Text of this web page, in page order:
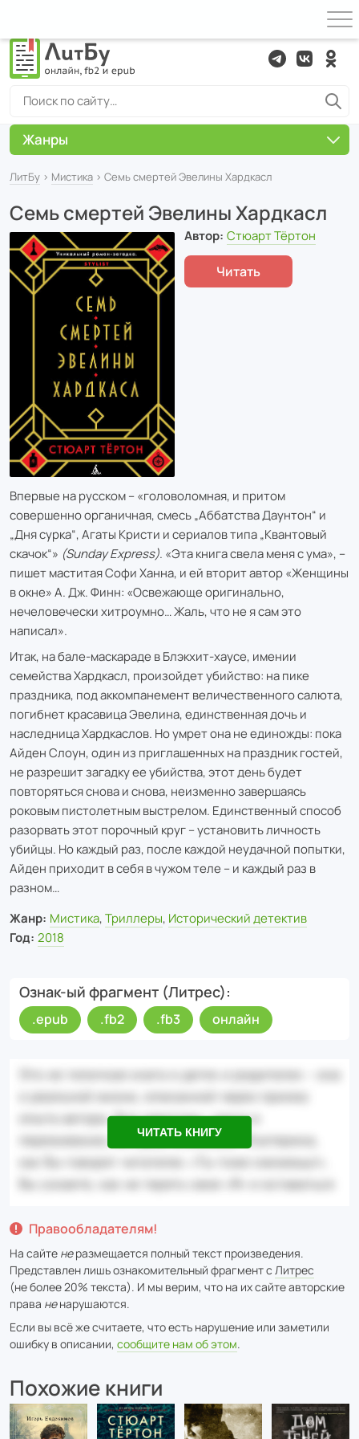
ЛитБу › Мистика › Семь смертей Эвелины Хардкасл
Семь смертей Эвелины Хардкасл
Автор: Стюарт Тёртон
Читать
Впервые на русском – «головоломная, и притом
совершенно органичная, смесь „Аббатства Даунтон“ и
„Дня сурка“, Агаты Кристи и сериалов типа „Квантовый
скачок“» (Sunday Express). «Эта книга свела меня с ума», –
пишет маститая Софи Ханна, и ей вторит автор «Женщины
в окне» А. Дж. Финн: «Освежающе оригинально,
нечеловечески хитроумно… Жаль, что не я сам это
написал».
Итак, на бале-маскараде в Блэкхит-хаусе, имении
семейства Хардкасл, произойдет убийство: на пике
праздника, под аккомпанемент величественного салюта,
погибнет красавица Эвелина, единственная дочь и
наследница Хардкаслов. Но умрет она не единожды: пока
Айден Слоун, один из приглашенных на праздник гостей,
не разрешит загадку ее убийства, этот день будет
повторяться снова и снова, неизменно завершаясь
роковым пистолетным выстрелом. Единственный способ
разорвать этот порочный круг – установить личность
убийцы. Но каждый раз, после каждой неудачной попытки,
Айден приходит в себя в чужом теле – и каждый раз в
разном…
Жанр: Мистика,Триллеры, Исторический детектив
Год: 2018
Ознак-ый фрагмент (Литрес)
.epub .fb2 .fb3 онлайн
ЧИТАТЬ КНИГУ
Правообладателям!
На сайте неразмещается полный текст произведения.
Представлен лишь ознакомительный фрагмент с Литрес
(не более 20% текста). И мы верим, что на их сайте авторские
права ненарушаются.
Если вы всё же считаете, что есть нарушение или заметили
ошибку в описании, сообщите нам об этом.
Похожие книги
Жанры